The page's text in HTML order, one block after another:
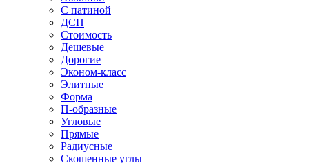
С патиной
ДСП
Стоимость
Дешевые
Дорогие
Эконом-класс
Элитные
Форма
П-образные
Угловые
Прямые
Радиусные
Скошенные углы